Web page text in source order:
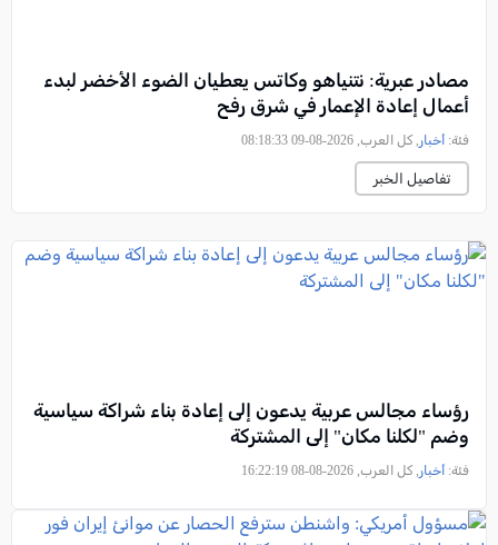
مصادر عبرية: نتنياهو وكاتس يعطيان الضوء الأخضر لبدء
أعمال إعادة الإعمار في شرق رفح
فئة: أخبار , كل العرب, 2026-08-09 08:18:33
تفاصيل الخبر
رؤساء مجالس عربية يدعون إلى إعادة بناء شراكة سياسية
وضم "لكلنا مكان" إلى المشتركة
فئة: أخبار , كل العرب, 2026-08-08 16:22:19